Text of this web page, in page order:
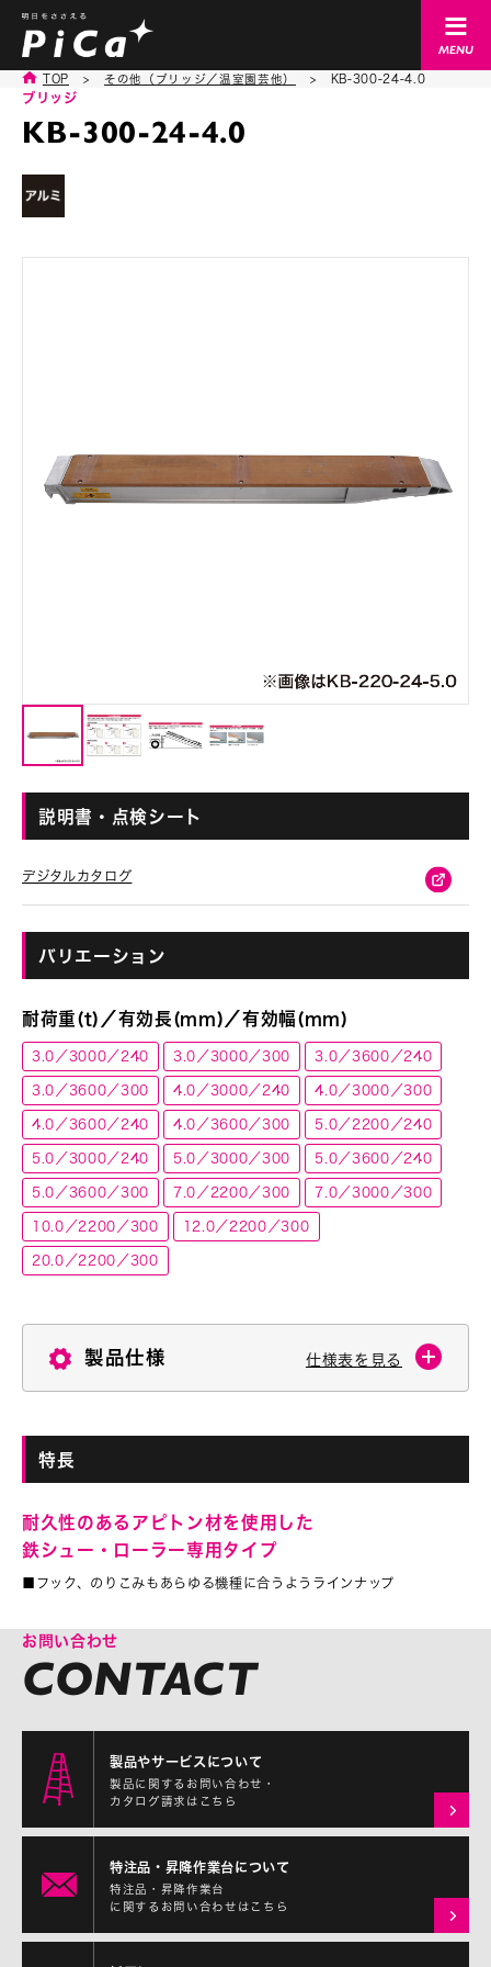
TOP > その他（ブリッジ／温室園芸他） > KB-300-24-4.0
KB-300-24-4.0
ブリッジ
説明書・点検シート
デジタルカタログ
バリエーション
耐荷重(t)／有効長(mm)／有効幅(mm)
3.0／3000／240 3.0／3000／300 3.0／3600／240
3.0／3600／300 4.0／3000／240 4.0／3000／300
4.0／3600／240 4.0／3600／300 5.0／2200／240
5.0／3000／240 5.0／3000／300 5.0／3600／240
5.0／3600／300 7.0／2200／300 7.0／3000／300
10.0／2200／300 12.0／2200／300
20.0／2200／300
製品仕様 仕様表を見る
特長
耐久性のあるアピトン材を使用した
鉄シュー・ローラー専用タイプ
■フック、のりこみもあらゆる機種に合うようラインナップ
お問い合わせ
製品やサービスについて
製品に関するお問い合わせ・
カタログ請求はこちら
特注品・昇降作業台について
特注品・昇降作業台
に関するお問い合わせはこちら